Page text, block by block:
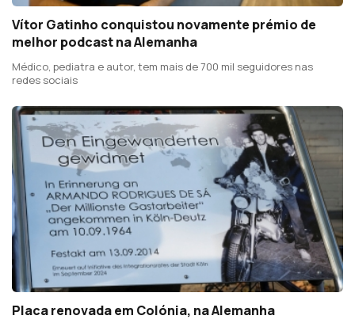
Vítor Gatinho conquistou novamente prémio de
melhor podcast na Alemanha
Médico, pediatra e autor, tem mais de 700 mil seguidores nas
redes sociais
Placa renovada em Colónia, na Alemanha